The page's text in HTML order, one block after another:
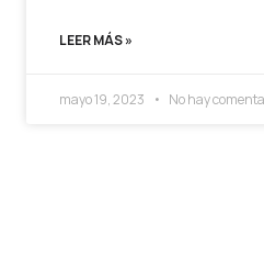
LEER MÁS »
mayo 19, 2023 No hay